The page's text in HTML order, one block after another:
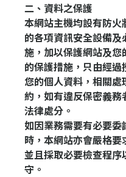
會員登入
二 、資料之保護
本網站主機均設有防火
的各項資訊安全設備及
施，加以保護網站及
的保護措施，只由經
您的個人資料，相關
約，如有違反保密義務
法律處分。
如因業務需要有必要
時，本網站亦會嚴格要
並且採取必要檢查程序
守。